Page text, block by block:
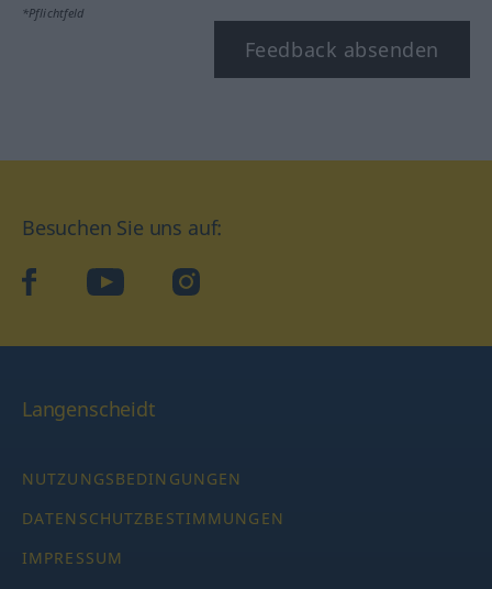
*Pflichtfeld
Feedback absenden
Besuchen Sie uns auf:
facebookYouTube Instagram
Langenscheidt
NUTZUNGSBEDINGUNGEN
DATENSCHUTZBESTIMMUNGEN
IMPRESSUM